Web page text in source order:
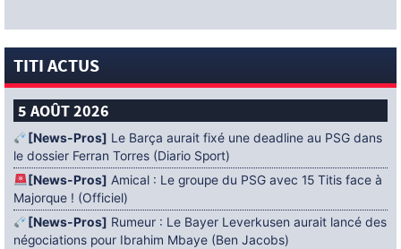
TITI ACTUS
5 AOÛT 2026
[News-Pros] Le Barça aurait fixé une deadline au PSG dans
le dossier Ferran Torres (Diario Sport)
[News-Pros] Amical : Le groupe du PSG avec 15 Titis face à
Majorque ! (Officiel)
[News-Pros] Rumeur : Le Bayer Leverkusen aurait lancé des
négociations pour Ibrahim Mbaye (Ben Jacobs)